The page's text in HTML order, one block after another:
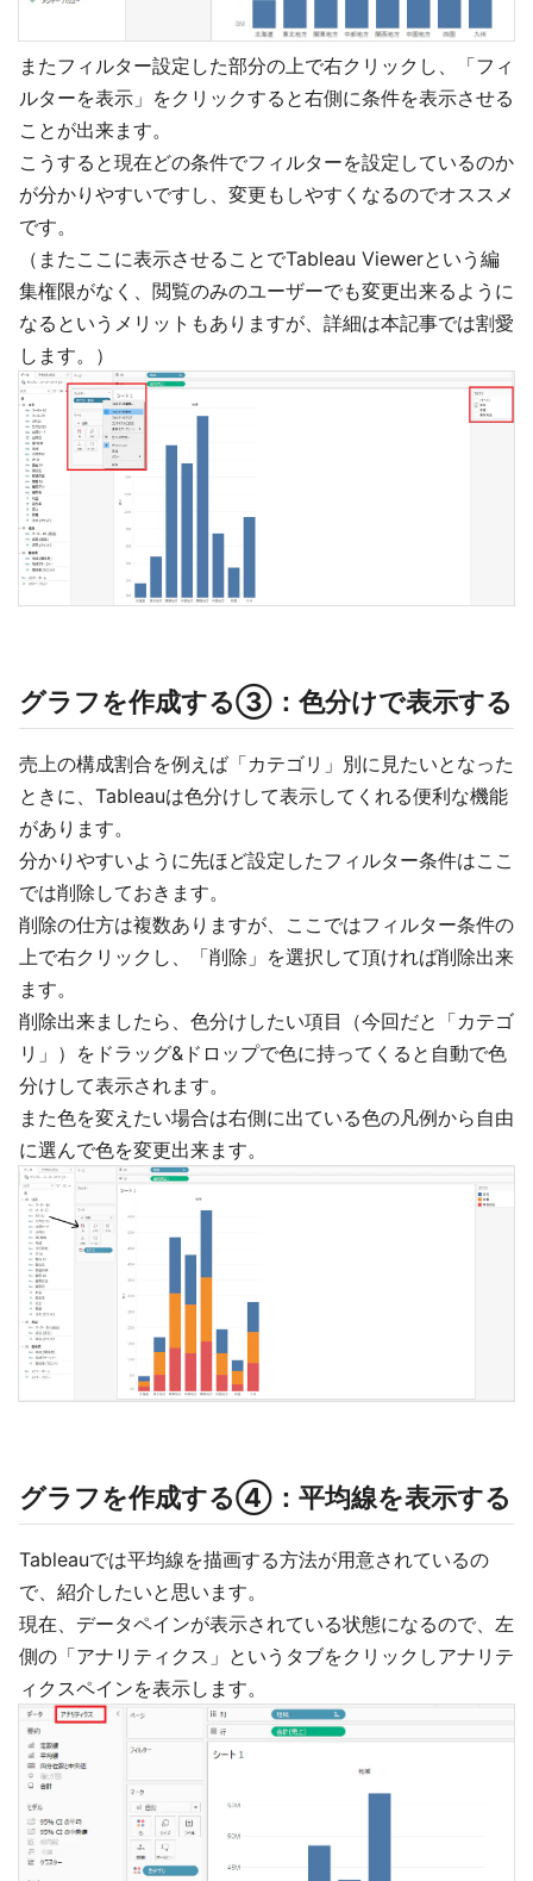
またフィルター設定した部分の上で右クリックし、「フィ
ルターを表示」をクリックすると右側に条件を表示させる
ことが出来ます。
こうすると現在どの条件でフィルターを設定しているのか
が分かりやすいですし、変更もしやすくなるのでオススメ
です。
（またここに表示させることでTableau Viewerという編
集権限がなく、閲覧のみのユーザーでも変更出来るように
なるというメリットもありますが、詳細は本記事では割愛
します。）
グラフを作成する③：色分けで表示する
売上の構成割合を例えば「カテゴリ」別に見たいとなった
ときに、Tableauは色分けして表示してくれる便利な機能
があります。
分かりやすいように先ほど設定したフィルター条件はここ
では削除しておきます。
削除の仕方は複数ありますが、ここではフィルター条件の
上で右クリックし、「削除」を選択して頂ければ削除出来
ます。
削除出来ましたら、色分けしたい項目（今回だと「カテゴ
リ」）をドラッグ&ドロップで色に持ってくると自動で色
分けして表示されます。
また色を変えたい場合は右側に出ている色の凡例から自由
に選んで色を変更出来ます。
グラフを作成する④：平均線を表示する
Tableauでは平均線を描画する方法が用意されているの
で、紹介したいと思います。
現在、データペインが表示されている状態になるので、左
側の「アナリティクス」というタブをクリックしアナリテ
ィクスペインを表示します。